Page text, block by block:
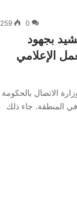
0
259
بجهود
الإعلامي
الاتصال بالحكومة
في المنطقة. جاء ذلك